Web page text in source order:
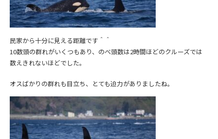
民家から十分に見える距離です＾＾
10数頭の群れがいくつもあり、のべ頭数は2時間ほどのクルーズでは
数えきれないほどでした。
オスばかりの群れも目立ち、とても迫力がありましたね。